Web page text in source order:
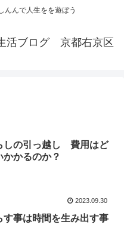
んで人生をを遊ぼう
活ブログ 京都右京区
しの引っ越し 費用はど
かかるのか？
2023.09.30
す事は時間を生み出す事